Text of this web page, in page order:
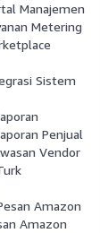
Manajemen
Metering
Sistem
Penjual
Vendor
Amazon
Amazon